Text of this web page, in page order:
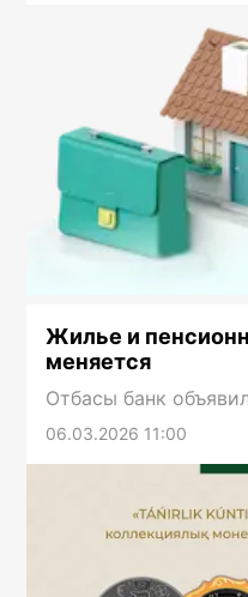
Жилье и
меняется
Отбасы банк
06.03.2026 11:00